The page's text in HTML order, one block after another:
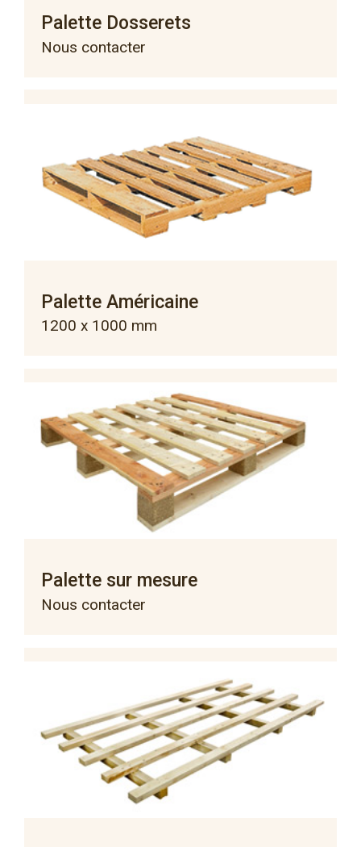
Palette Dosserets
Nous contacter
Palette Américaine
1200 x 1000 mm
Palette sur mesure
Nous contacter